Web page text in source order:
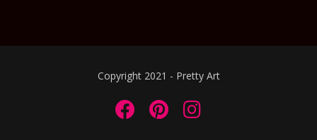
Copyright 2021 - Pretty Art